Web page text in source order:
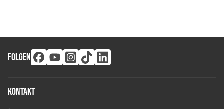
FOLGEN
Kontakt